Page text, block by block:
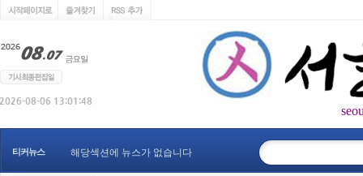
티커뉴스 해당섹션에 뉴스가 없습니다